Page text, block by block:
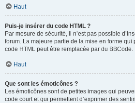
Haut
Puis-je insérer du code HTML ?
Par mesure de sécurité, il n’est pas possible
forum. La majeure partie de la mise en forme qui
code HTML peut être remplacée par du BBCode.
Haut
Que sont les émoticônes ?
Les émoticônes sont de petites images qui
code court et qui permettent d’exprimer des